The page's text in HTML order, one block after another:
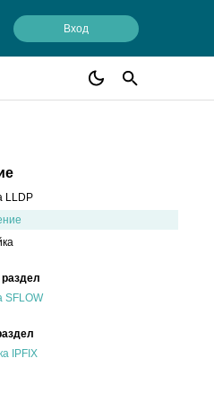
Вход
LLDP
SFLOW
IPFIX